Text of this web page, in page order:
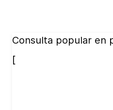
Consulta popular en
[